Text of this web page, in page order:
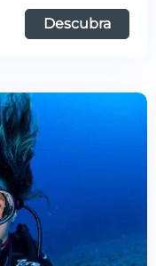
Descubra